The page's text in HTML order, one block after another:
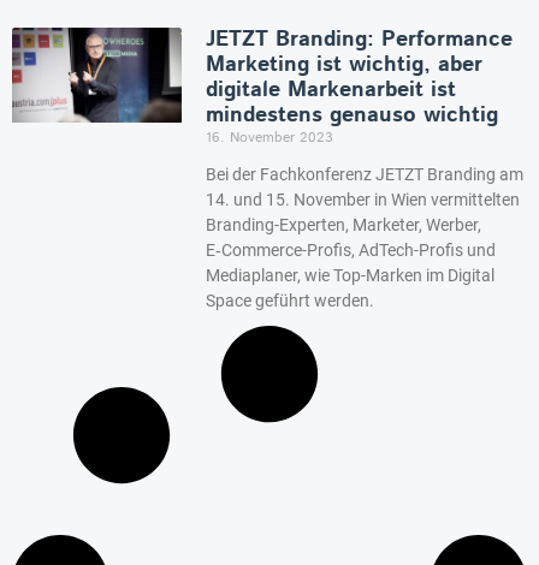
JETZT Branding: Performance
Marketing ist wichtig, aber
digitale Markenarbeit ist
mindestens genauso wichtig
16. November 2023
Bei der Fachkonferenz JETZT Branding am
14. und 15. November in Wien vermittelten
Branding-Experten, Marketer, Werber,
E‑Commerce-Profis, AdTech-Profis und
Mediaplaner, wie Top-Marken im Digital
Space geführt werden.